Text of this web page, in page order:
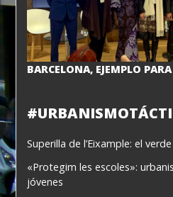
BARCELONA, EJEMPLO
Superilla de l’Eixample: el
«Protegim les escoles»:
jóvenes